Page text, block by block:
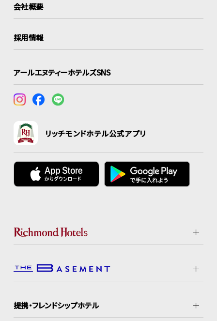
会社概要
採用情報
アールエヌティーホテルズSNS
リッチモンドホテル公式アプリ
提携・フレンドシップホテル